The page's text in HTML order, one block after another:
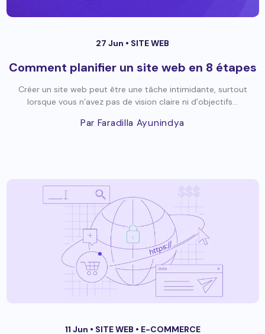
27 Jun • SITE WEB
Comment planifier un site web en 8 étapes
Créer un site web peut être une tâche intimidante, surtout
lorsque vous n’avez pas de vision claire ni d’objectifs...
Par Faradilla Ayunindya
11 Jun • SITE WEB • E-COMMERCE